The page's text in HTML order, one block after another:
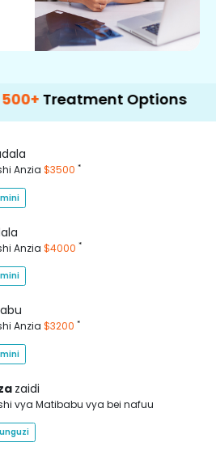
Options
Anzia $3500 *
Anzia $4000 *
Anzia $3200 *
zaidi
vya Matibabu vya bei nafuu